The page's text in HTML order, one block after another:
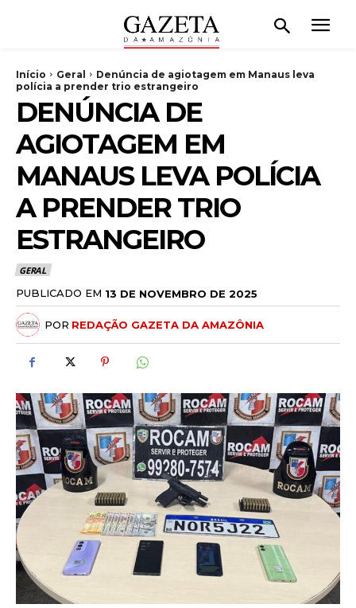
Início Geral
Denúncia de agiotagem em Manaus leva
polícia a prender trio estrangeiro
DENÚNCIA DE
AGIOTAGEM EM
MANAUS LEVA POLÍCIA
A PRENDER TRIO
ESTRANGEIRO
GERAL
PUBLICADO EM 13 DE NOVEMBRO DE 2025
POR REDAÇÃO GAZETA DA AMAZÔNIA